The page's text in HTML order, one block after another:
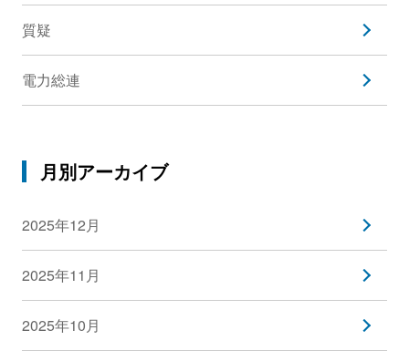
質疑
電力総連
月別アーカイブ
2025年12月
2025年11月
2025年10月